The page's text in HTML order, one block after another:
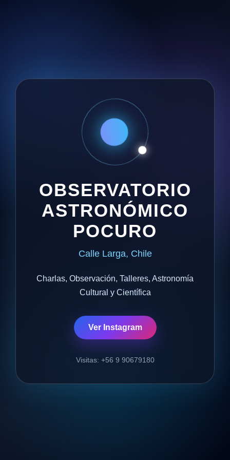
OBSERVATORIO
ASTRONÓMICO
POCURO
Calle Larga, Chile
Charlas, Observación, Talleres, Astronomía
Cultural y Científica
Ver Instagram
Visitas: +56 9 90679180